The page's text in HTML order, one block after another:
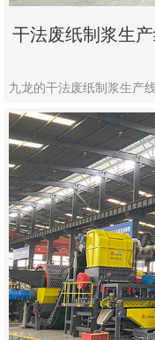
设
有
限
公
司
豫
ICP
备
19020390
号-1
干法废纸制浆生
九龙的干法废纸制浆生产